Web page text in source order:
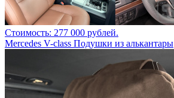
Стоимость: 277 000 рублей.
Mercedes V-class Подушки из алькантары